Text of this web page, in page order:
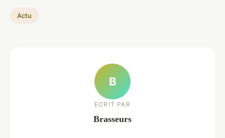
Actu
B
ECRIT PAR
Brasseurs